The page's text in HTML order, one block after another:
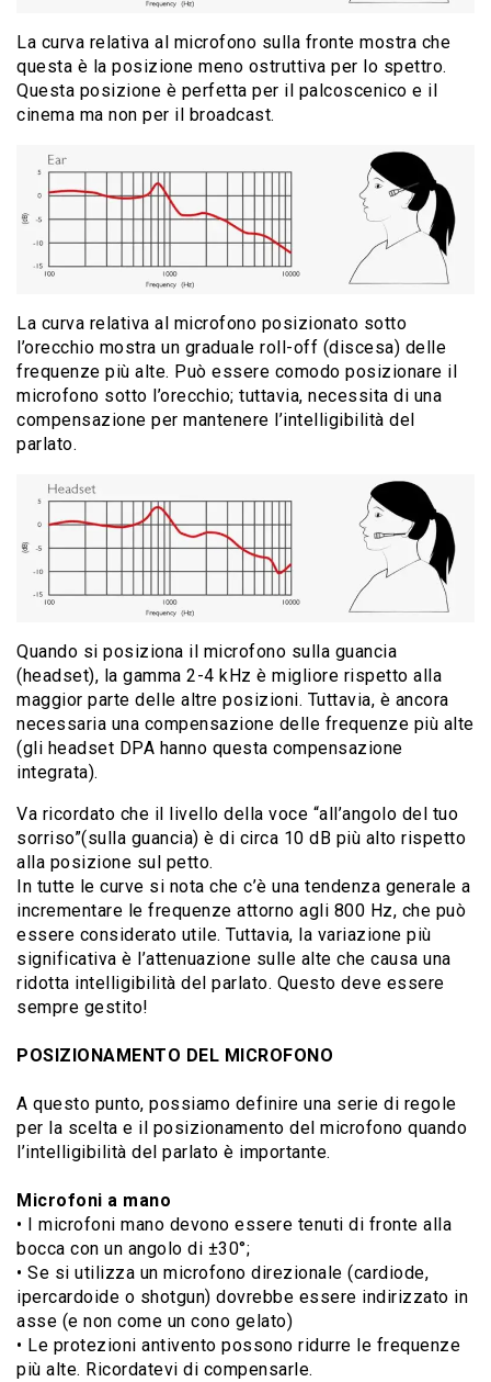
La curva relativa al microfono sulla fronte mostra che
questa è la posizione meno ostruttiva per lo spettro.
Questa posizione è perfetta per il palcoscenico e il
cinema ma non per il broadcast.
La curva relativa al microfono posizionato sotto
l’orecchio mostra un graduale roll-off (discesa) delle
frequenze più alte. Può essere comodo posizionare il
microfono sotto l’orecchio; tuttavia, necessita di una
compensazione per mantenere l’intelligibilità del
parlato.
Quando si posiziona il microfono sulla guancia
(headset), la gamma 2-4 kHz è migliore rispetto alla
maggior parte delle altre posizioni. Tuttavia, è ancora
necessaria una compensazione delle frequenze più alte
(gli headset DPA hanno questa compensazione
integrata).
Va ricordato che il livello della voce “all’angolo del tuo
sorriso”(sulla guancia) è di circa 10 dB più alto rispetto
alla posizione sul petto.
In tutte le curve si nota che c’è una tendenza generale a
incrementare le frequenze attorno agli 800 Hz, che può
essere considerato utile. Tuttavia, la variazione più
significativa è l’attenuazione sulle alte che causa una
ridotta intelligibilità del parlato. Questo deve essere
sempre gestito!
POSIZIONAMENTO DEL MICROFONO
A questo punto, possiamo definire una serie di regole
per la scelta e il posizionamento del microfono quando
l’intelligibilità del parlato è importante.
Microfoni a mano
• I microfoni mano devono essere tenuti di fronte alla
bocca con un angolo di ±30°;
• Se si utilizza un microfono direzionale (cardiode,
ipercardoide o shotgun) dovrebbe essere indirizzato in
asse (e non come un cono gelato)
• Le protezioni antivento possono ridurre le frequenze
più alte. Ricordatevi di compensarle.